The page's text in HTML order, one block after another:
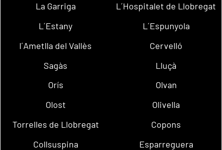
La Garriga
L´Hospitalet de Llobregat
L´Estany
L´Espunyola
l´Ametlla del Vallès
Cervelló
Sagàs
Lluçà
Orís
Olvan
Olost
Olivella
Torrelles de Llobregat
Copons
Collsuspina
Esparreguera